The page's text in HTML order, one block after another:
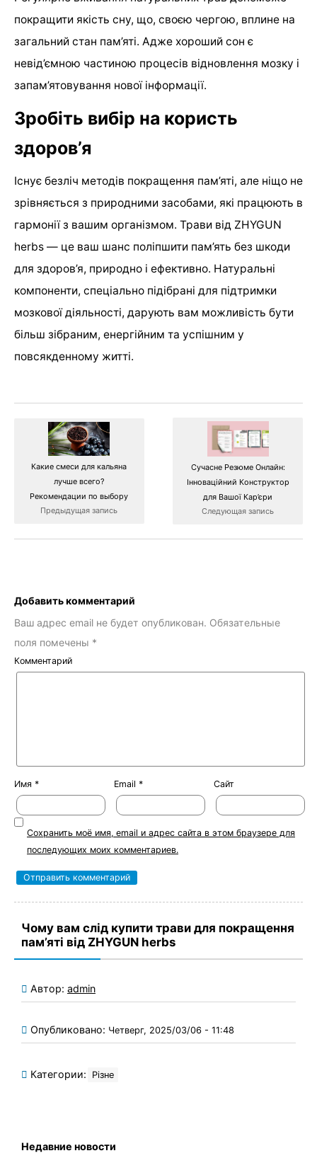
покращити якість сну, що, своєю чергою, вплине на
загальний стан пам’яті. Адже хороший сон є
невід’ємною частиною процесів відновлення мозку і
запам’ятовування нової інформації.
Зробіть вибір на користь
здоров’я
Існує безліч методів покращення пам’яті, але ніщо не
зрівняється з природними засобами, які працюють в
гармонії з вашим організмом. Трави від ZHYGUN
herbs — це ваш шанс поліпшити пам’ять без шкоди
для здоров’я, природно і ефективно. Натуральні
компоненти, спеціально підібрані для підтримки
мозкової діяльності, дарують вам можливість бути
більш зібраним, енергійним та успішним у
повсякденному житті.
Какие смеси для кальяна
лучше всего?
Рекомендации по выбору
Предыдущая запись
Сучасне Резюме Онлайн:
Інноваційний Конструктор
для Вашої Кар’єри
Следующая запись
Добавить комментарий
Ваш адрес email не будет опубликован. Обязательные
поля помечены *
Комментарий
Имя * Email * Сайт
Сохранить моё имя, email и адрес сайта в этом браузере для
последующих моих комментариев.
Чому вам слід купити трави для покращення
пам’яті від ZHYGUN herbs
Автор: admin
Опубликовано: Четверг, 2025/03/06 - 11:48
Категории: Різне
Недавние новости